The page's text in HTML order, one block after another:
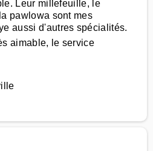
Leur millefeuille, le
pawlowa sont mes
aussi d'autres spécialités.
aimable, le service